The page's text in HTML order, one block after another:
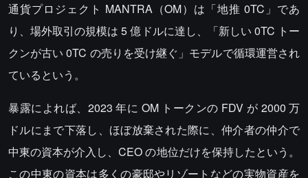
通貨プロジェクト MANTRA（OM）は「地推 0TC」であ
り、場外取引の規模は 5 億ドルに達し、「新しい 0TC トー
クンが古い 0TC の売りを受け継ぐ」モデルで循環運営され
ているという。
暴露によれば、2023 年に OM トークンの FDV が 2000 万
ドルにまで下落し、ほぼ放棄された際に、仲介者の仲介で
中東の資本が介入し、CEO の地位だけを保持したという。
この中東の資本は多くの豪邸やリゾートなどの実物資産を